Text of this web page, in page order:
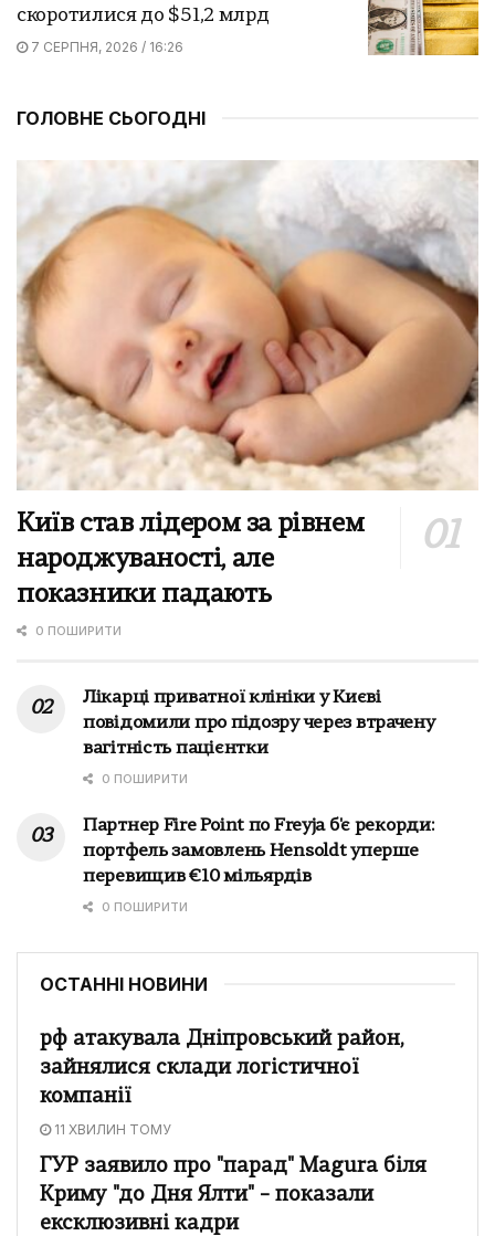
скоротилися до $51,2 млрд
7 СЕРПНЯ, 2026 / 16:26
ГОЛОВНЕ СЬОГОДНІ
Київ став лідером за рівнем
народжуваності, але
показники падають
0 ПОШИРИТИ
Лікарці приватної клініки у Києві
повідомили про підозру через втрачену
вагітність пацієнтки
0 ПОШИРИТИ
Партнер Fire Point по Freyja б'є рекорди:
портфель замовлень Hensoldt уперше
перевищив €10 мільярдів
0 ПОШИРИТИ
ОСТАННІ НОВИНИ
рф атакувала Дніпровський район,
зайнялися склади логістичної
компанії
11 ХВИЛИН ТОМУ
ГУР заявило про "парад" Magura біля
Криму "до Дня Ялти" – показали
ексклюзивні кадри